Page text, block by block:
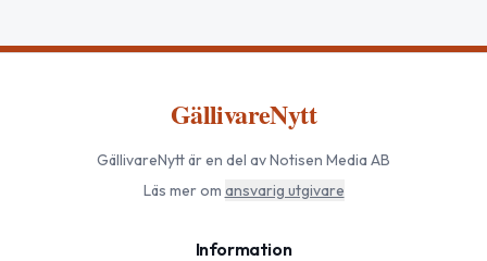
GällivareNytt
GällivareNyttär en del av Notisen Media AB
Läs mer om ansvarig utgivare
Information